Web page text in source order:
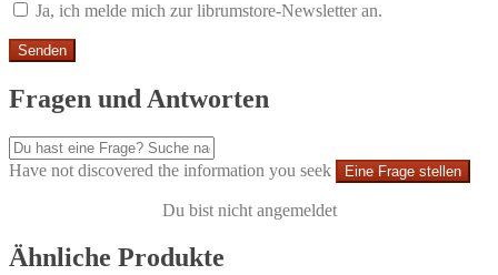
Ja, ich melde mich zur librumstore-Newsletter an.
Fragen und Antworten
Have not discovered the information you seek Eine Frage stellen
Du bist nicht angemeldet
Ähnliche Produkte